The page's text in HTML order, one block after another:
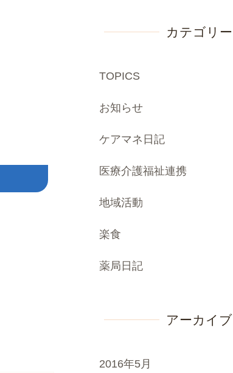
カテゴリー
TOPICS
お知らせ
ケアマネ日記
医療介護福祉連携
地域活動
楽食
薬局日記
アーカイブ
2016年5月